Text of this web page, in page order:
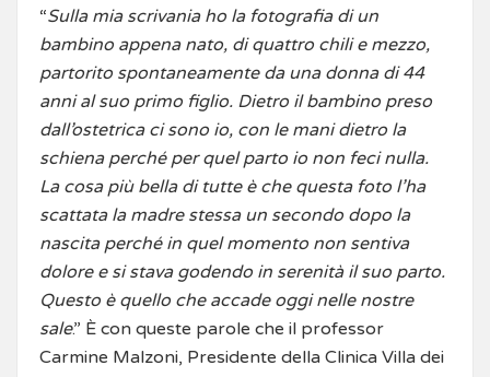
“Sulla mia scrivania ho la fotografia di un
bambino appena nato, di quattro chili e mezzo,
partorito spontaneamente da una donna di 44
anni al suo primo figlio. Dietro il bambino preso
dall’ostetrica ci sono io, con le mani dietro la
schiena perché per quel parto io non feci nulla.
La cosa più bella di tutte è che questa foto l’ha
scattata la madre stessa un secondo dopo la
nascita perché in quel momento non sentiva
dolore e si stava godendo in serenità il suo parto.
Questo è quello che accade oggi nelle nostre
sale.” È con queste parole che il professor
Carmine Malzoni, Presidente della Clinica Villa dei